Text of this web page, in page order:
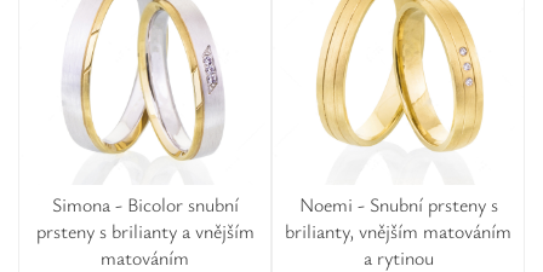
Simona - Bicolor snubní
prsteny s brilianty a vnějším
matováním
Noemi - Snubní prsteny s
brilianty, vnějším matováním
a rytinou